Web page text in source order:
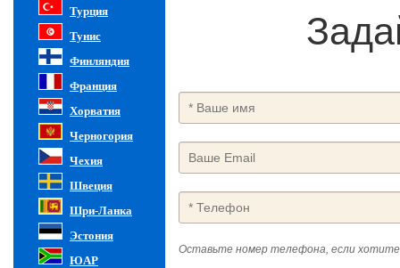
Турция
Тунис
Финляндия
Франция
Хорватия
Черногория
Чехия
Швеция
Шри-Ланка
Эстония
ЮАР
Оставьте номер телефона, если